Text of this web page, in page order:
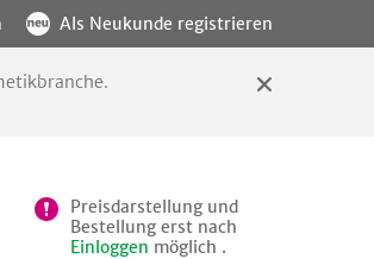
Als Neukunde registrieren
Preisdarstellung und
Bestellung erst nach
Einloggen möglich .